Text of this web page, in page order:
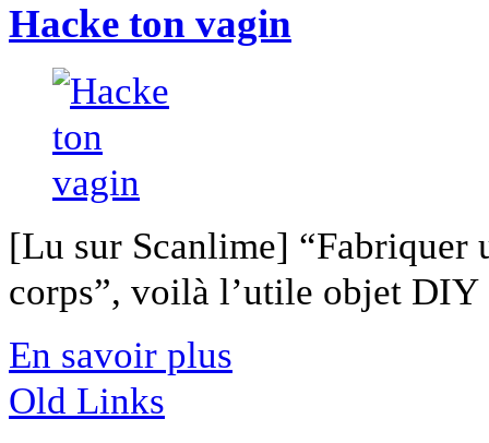
Hacke ton vagin
[Lu sur Scanlime] “Fabriquer
corps”, voilà l’utile objet
En savoir plus
Old Links